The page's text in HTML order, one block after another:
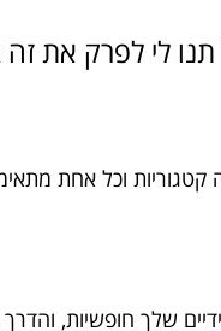
תנו לי לפרק את
וכל אחת